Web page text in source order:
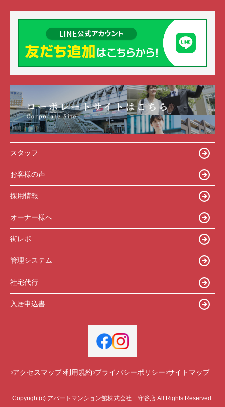
スタッフ
お客様の声
採用情報
オーナー様へ
街レポ
管理システム
社宅代行
入居申込書
アクセスマップ 利用規約 プライバシーポリシー サイトマップ
Copyright(c) アパートマンション館株式会社 守谷店 All Rights Reserved.